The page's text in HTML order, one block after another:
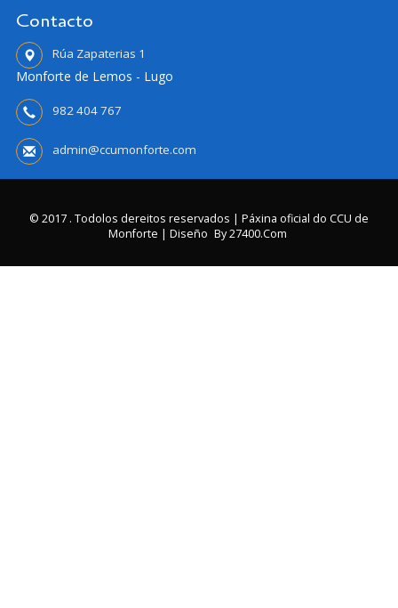
Contacto
Rúa Zapaterias 1
Monforte de Lemos - Lugo
982 404 767
admin@ccumonforte.com
© 2017 . Todolos dereitos reservados | Páxina oficial do CCU de
Monforte | Diseño By 27400.com